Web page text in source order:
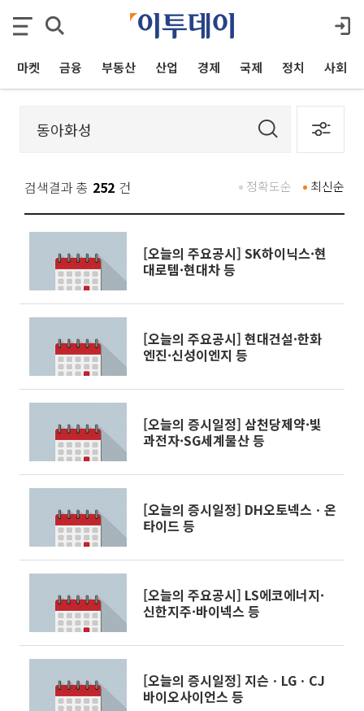
마켓 금융 부동산 산업 경제 국제 정치 사회
검색결과 총 252 건 최신순
정확도순
[오늘의 주요공시] SK하이닉스·현
대로템·현대차 등
[오늘의 주요공시] 현대건설·한화
엔진·신성이엔지 등
[오늘의 증시일정] 삼천당제약·빛
과전자·SG세계물산 등
[오늘의 증시일정] DH오토넥스ㆍ온
타이드 등
[오늘의 주요공시] LS에코에너지·
신한지주·바이넥스 등
[오늘의 증시일정] 지슨ㆍLGㆍCJ
바이오사이언스 등